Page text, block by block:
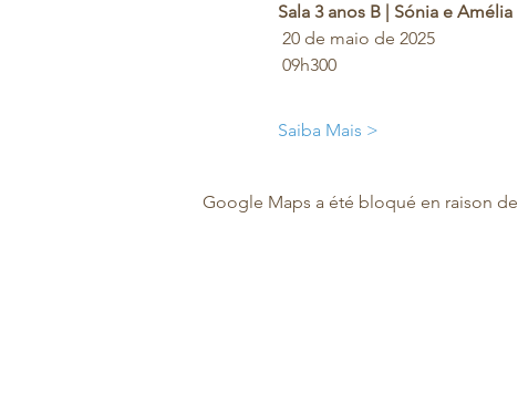
Sala 3 anos B | Sónia e Amélia
20 de maio de 2025
09h300
Saiba Mais >
Google Maps a été bloqué en raison